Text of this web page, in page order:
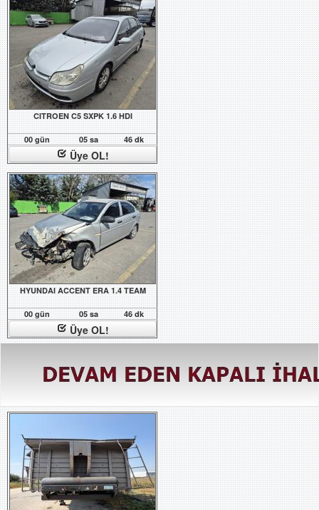
CITROEN C5 SXPK 1.6 HDI
00 gün 05 sa 46 dk
Üye OL!
HYUNDAI ACCENT ERA 1.4 TEAM
00 gün 05 sa 46 dk
Üye OL!